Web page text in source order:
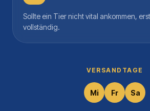
Sollte ein Tier nicht vital ankommen,
vollständig.
VERSANDTAGE
Mi Fr Sa